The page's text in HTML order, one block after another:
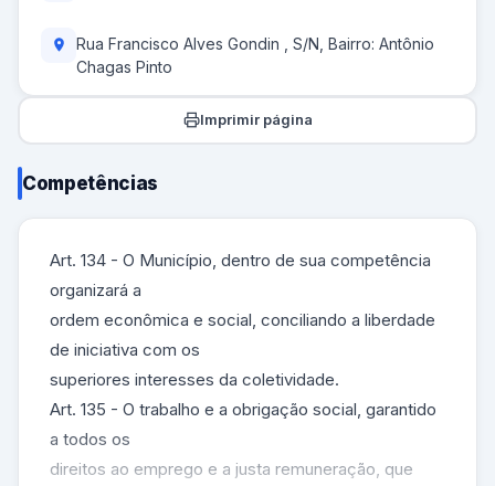
Rua Francisco Alves Gondin , S/N, Bairro: Antônio
Chagas Pinto
Imprimir página
Competências
Art. 134 - O Município, dentro de sua competência
organizará a
ordem econômica e social, conciliando a liberdade
de iniciativa com os
superiores interesses da coletividade.
Art. 135 - O trabalho e a obrigação social, garantido
a todos os
direitos ao emprego e a justa remuneração, que